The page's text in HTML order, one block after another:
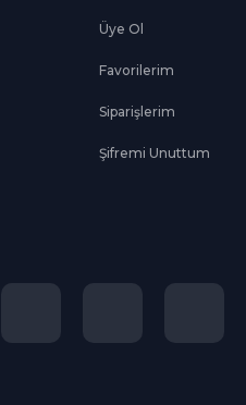
Üye Ol
Favorilerim
Siparişlerim
Şifremi Unuttum